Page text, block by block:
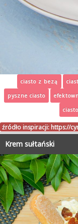
ciasto z bezą
pyszne ciasto
źródło inspiracji: https://
Krem sułtański